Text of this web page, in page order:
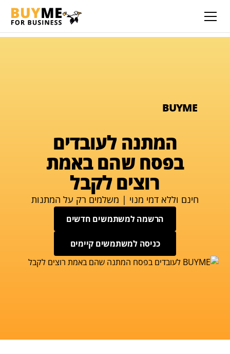
BUYME
המתנה לעובדים
בפסח שהם באמת
רוצים לקבל
חינם וללא דמי מנוי | משלמים רק על המתנות
הרשמה למשתמשים חדשים
כניסה למשתמשים קיימים